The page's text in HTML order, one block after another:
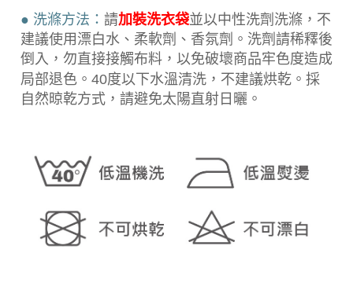
● 洗滌方法： 請加裝洗衣袋並以中性洗劑洗滌，不
建議使用漂白水、柔軟劑、香氛劑。洗劑請稀釋後
倒入，勿直接接觸布料，以免破壞商品牢色度造成
局部退色。40度以下水溫清洗，不建議烘乾。採
自然晾乾方式，請避免太陽直射日曬。